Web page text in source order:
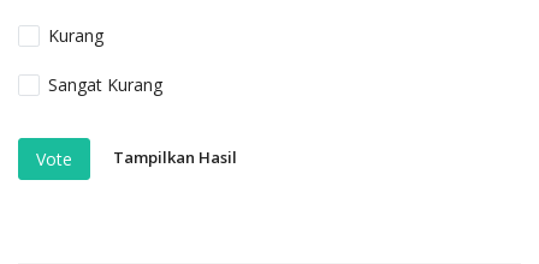
Kurang
Sangat Kurang
Vote Tampilkan Hasil